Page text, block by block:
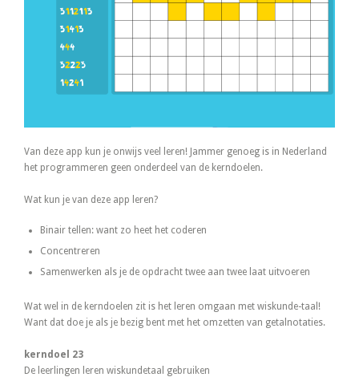
Van deze app kun je onwijs veel leren! Jammer genoeg is in Nederland
het programmeren geen onderdeel van de kerndoelen.
Wat kun je van deze app leren?
Binair tellen: want zo heet het coderen
Concentreren
Samenwerken als je de opdracht twee aan twee laat uitvoeren
Wat wel in de kerndoelen zit is het leren omgaan met wiskunde-taal!
Want dat doe je als je bezig bent met het omzetten van getalnotaties.
kerndoel 23
De leerlingen leren wiskundetaal gebruiken